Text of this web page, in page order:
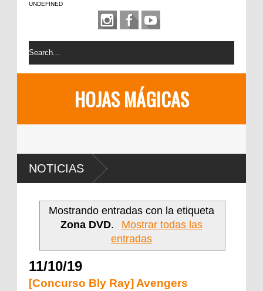
UNDEFINED
HOJAS MÁGICAS
NOTICIAS
Mostrando entradas con la etiqueta
Zona DVD.
Mostrar todas las
entradas
11/10/19
[Concurso Bly Ray] Avengers